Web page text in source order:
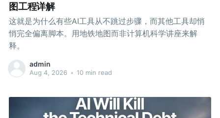
图工程详解
这就是为什么有些AI工具从不跳过步骤，而其他工具却悄
悄完全偏离脚本。用地铁地图而非计算机科学讲座来解
释。
admin
Aug 4, 2026 • 10 min read